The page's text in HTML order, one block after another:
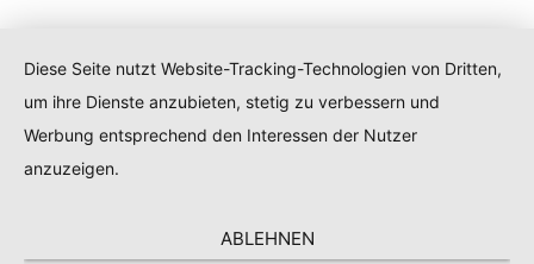
Diese Seite nutzt Website-Tracking-Technologien von Dritten,
um ihre Dienste anzubieten, stetig zu verbessern und
Werbung entsprechend den Interessen der Nutzer
anzuzeigen.
ABLEHNEN